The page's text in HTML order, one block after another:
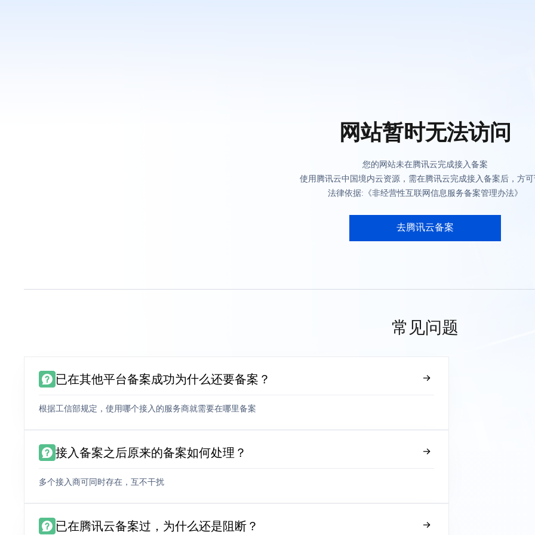
网站暂时无法访问
您的网站未在腾讯云完成接入备案
使用腾讯云中国境内云资源，需在腾讯云完成接入备案后，方
法律依据:《非经营性互联网信息服务备案管理办法》
去腾讯云备案
常见问题
已在其他平台备案成功为什么还要备案？
根据工信部规定，使用哪个接入的服务商就需要在哪里备案
接入备案之后原来的备案如何处理？
多个接入商可同时存在，互不干扰
已在腾讯云备案过，为什么还是阻断？